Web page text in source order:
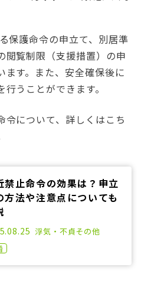
保護命令の申立て、別居準
閲覧制限（支援措置）の申
ます。また、安全確保後に
うことができます。
について、詳しくはこち
禁止命令の効果は？申立
方法や注意点についても
浮気・不貞その他